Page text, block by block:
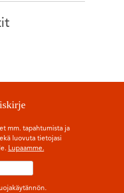
mm. tapahtumista ja
luovuta tietojasi
Lupaamme.